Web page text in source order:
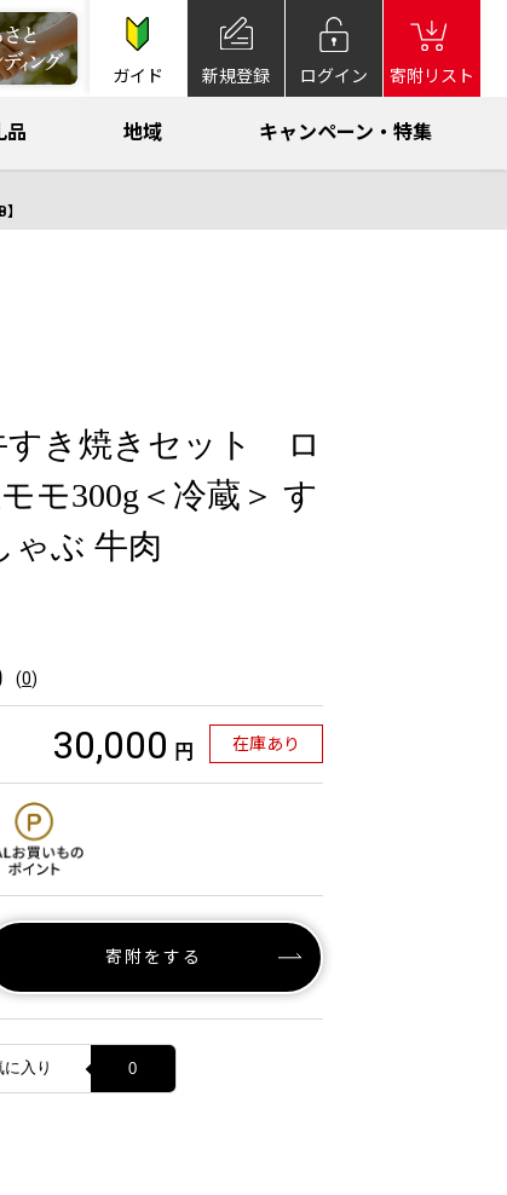
ガイド 新規登録 ログイン 寄附リスト
品 地域 キャンペーン・特集
すき焼きセット ロ
モ300g＜冷蔵＞ す
ゃぶ 牛肉
(0)
30,000 円 在庫あり
寄附をする
に入り 0